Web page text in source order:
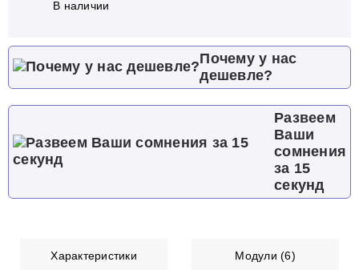
В наличии
Почему у нас
дешевле?
Развеем
Ваши
сомнения
за 15
секунд
Характеристики Модули (6)